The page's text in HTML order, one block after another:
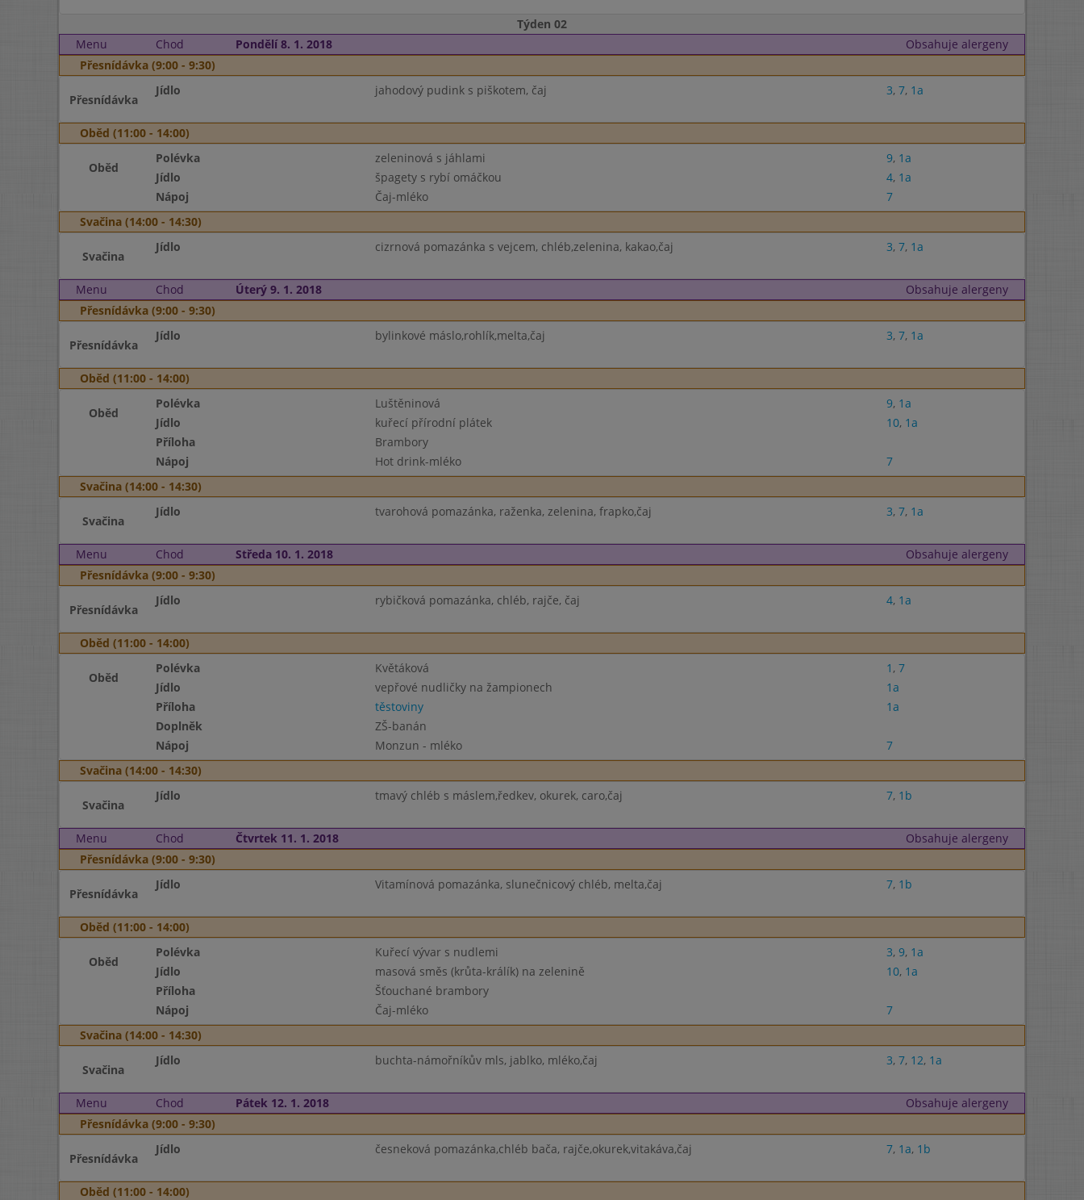
Týden 02
Menu
Chod Pondělí 8. 1. 2018
Obsahuje alergeny
Přesnídávka (9:00 - 9:30)
Přesnídávka
Jídlo jahodový pudink s piškotem, čaj 3, 7, 1a
Oběd (11:00 - 14:00)
Oběd
Polévka zeleninová s jáhlami 9, 1a
Jídlo
špagety s rybí omáčkou 4, 1a
Nápoj
Čaj-mléko
7
Svačina (14:00 - 14:30)
Svačina
Jídlo cizrnová pomazánka s vejcem, chléb,zelenina, kakao,čaj 3, 7, 1a
Menu Chod Úterý 9. 1. 2018
Obsahuje alergeny
Přesnídávka (9:00 - 9:30)
Přesnídávka
Jídlo bylinkové máslo,rohlík,melta,čaj 3, 7, 1a
Oběd (11:00 - 14:00)
Oběd
Polévka Luštěninová 9, 1a
Jídlo
kuřecí přírodní plátek 10, 1a
Příloha
Brambory
Nápoj
Hot drink-mléko
7
Svačina (14:00 - 14:30)
Svačina
Jídlo tvarohová pomazánka, raženka, zelenina, frapko,čaj 3, 7, 1a
Menu Chod Středa 10. 1. 2018
Obsahuje alergeny
Přesnídávka (9:00 - 9:30)
Přesnídávka
Jídlo rybičková pomazánka, chléb, rajče, čaj 4, 1a
Oběd (11:00 - 14:00)
Oběd
Polévka Květáková 1 , 7
Jídlo
vepřové nudličky na žampionech
1a
Příloha
těstoviny
1a
Doplněk
ZŠ-banán
Nápoj
Monzun - mléko
7
Svačina (14:00 - 14:30)
Svačina
Jídlo tmavý chléb s máslem,ředkev, okurek, caro,čaj 7, 1b
Menu Chod Čtvrtek 11. 1. 2018
Obsahuje alergeny
Přesnídávka (9:00 - 9:30)
Přesnídávka
Jídlo Vitamínová pomazánka, slunečnicový chléb, melta,čaj 7, 1b
Oběd (11:00 - 14:00)
Oběd
Polévka Kuřecí vývar s nudlemi 3, 9, 1a
Jídlo
masová směs (krůta-králík) na zelenině 10, 1a
Příloha
Šťouchané brambory
Nápoj
Čaj-mléko
7
Svačina (14:00 - 14:30)
Svačina
Jídlo buchta-námořníkův mls, jablko, mléko,čaj 3, 7, 12, 1a
Menu Chod Pátek 12. 1. 2018
Obsahuje alergeny
Přesnídávka (9:00 - 9:30)
Přesnídávka
Jídlo česneková pomazánka,chléb bača, rajče,okurek,vitakáva,čaj 7, 1a, 1b
Oběd (11:00 - 14:00)